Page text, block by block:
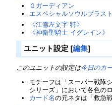
Ｇガーディアン
エスペシャルソウルブラスト
《江雪左文字 特》
《神衛聖騎士 イグレイン》
ユニット設定 [編集]
このユニットの設定は今日のカ
モチーフは「スーパー戦隊
シリーズ」において各色の
カード名の元ネタは「救急